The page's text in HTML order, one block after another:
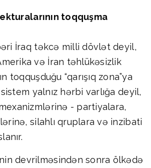
toqquşma
İraq təkcə milli dövlət deyil,
və İran təhlükəsizlik
toqquşduğu “qarışıq zona”ya
yalnız hərbi varlığa deyil,
- partiyalara,
silahlı qruplara və inzibati
devrilməsindən sonra ölkədə